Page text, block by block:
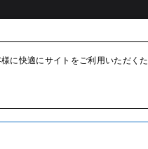
に快適にサイトをご利用いただく